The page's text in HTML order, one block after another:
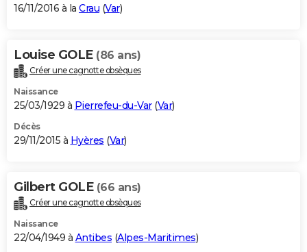
16/11/2016 à la Crau (Var)
Louise GOLE (86 ans)
Créer une cagnotte obsèques
Naissance
25/03/1929 à Pierrefeu-du-Var(Var)
Décès
29/11/2015 à Hyères (Var)
Gilbert GOLE (66 ans)
Créer une cagnotte obsèques
Naissance
22/04/1949 à Antibes (Alpes-Maritimes)